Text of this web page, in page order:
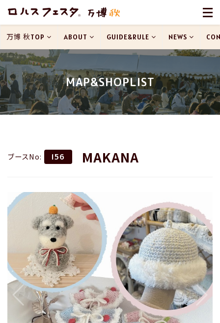
MAP&SHOPLIST
万博 秋TOP ABOUT GUIDE&RULE NEWS
ブースNo: 156 MAKANA